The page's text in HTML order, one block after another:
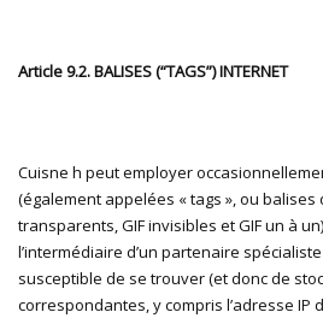
Article 9.2. BALISES (“TAGS”) INTERNET
Cuisne h peut employer
(également appelées « tags », ou balises
transparents, GIF invisibles et GIF un à
l’intermédiaire d’un partenaire
susceptible de se trouver (et donc de
correspondantes, y compris l’adresse IP